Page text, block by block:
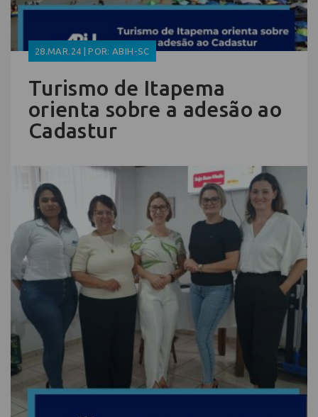
28.MAR.24 | POR: ABIH-SC
Turismo de Itapema
orienta sobre a adesão ao
Cadastur